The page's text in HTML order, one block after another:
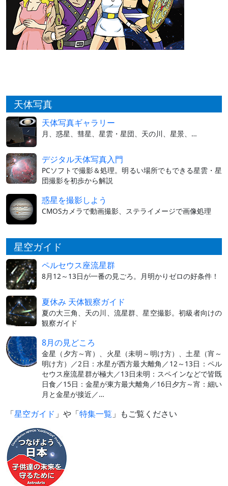
天体写真
天体写真ギャラリー
月、惑星、彗星、星雲・星団、天の川、星景、…
デジタル天体写真入門
PCソフトで撮影＆処理。明るい場所でもできる星雲・星
団撮影を初歩から解説
惑星を撮影しよう
CMOSカメラで動画撮影、ステライメージで画像処理
星空ガイド
ペルセウス座流星群
8月12～13日が一番の見ごろ。月明かりゼロの好条件！
夏休み 天体観察ガイド
夏の大三角、天の川、流星群、星空撮影。初級者向けの
観察ガイド
8月の見どころ
金星（夕方～宵）、火星（未明～明け方）、土星（宵～
明け方）／2日：水星が西方最大離角／12～13日：ペル
セウス座流星群が極大／13日未明：スペインなどで皆既
日食／15日：金星が東方最大離角／16日夕方～宵：細い
月と金星が接近／…
「星空ガイド 」や「特集一覧 」もご覧ください